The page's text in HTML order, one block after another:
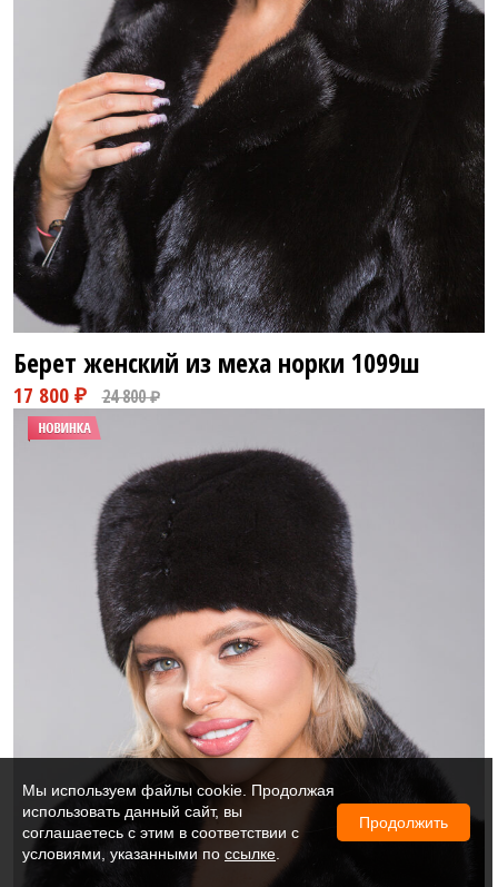
28 800 ₽ 71 800 ₽
Берет женский из меха норки 1099ш
Мы используем файлы cookie. Продолжая
использовать данный сайт, вы
соглашаетесь с этим в соответствии с
условиями, указанными по ссылке
Продолжить